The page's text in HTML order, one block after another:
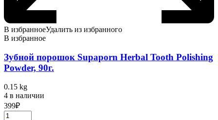
В избранноеУдалить из избранного
В избранное
Зубной порошок Supaporn Herbal Tooth Polishing
Powder, 90г.
0.15 kg
4 в наличии
399₽